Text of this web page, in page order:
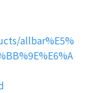
allbar%E5%